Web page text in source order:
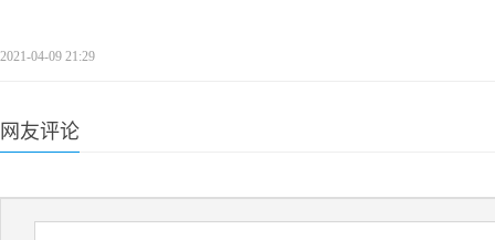
2021-04-09 21:29
网友评论